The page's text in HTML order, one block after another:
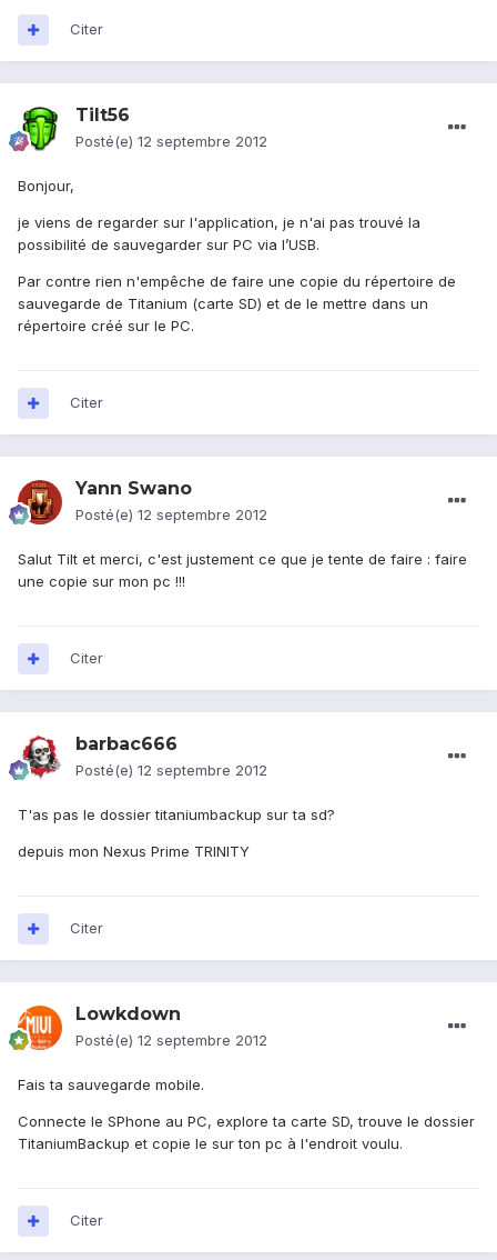
Citer
Tilt56
Posté(e) 12 septembre 2012
Bonjour,
je viens de regarder sur l'application, je n'ai pas trouvé la
possibilité de sauvegarder sur PC via l’USB.
Par contre rien n'empêche de faire une copie du répertoire de
sauvegarde de Titanium (carte SD) et de le mettre dans un
répertoire créé sur le PC.
Citer
Yann Swano
Posté(e) 12 septembre 2012
Salut Tilt et merci, c'est justement ce que je tente de faire : faire
une copie sur mon pc !!!
Citer
barbac666
Posté(e) 12 septembre 2012
T'as pas le dossier titaniumbackup sur ta sd?
depuis mon Nexus Prime TRINITY
Citer
Lowkdown
Posté(e) 12 septembre 2012
Fais ta sauvegarde mobile.
Connecte le SPhone au PC, explore ta carte SD, trouve le dossier
TitaniumBackup et copie le sur ton pc à l'endroit voulu.
Citer